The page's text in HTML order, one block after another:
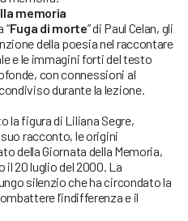
memoria
“Fuga di morte” di Paul Celan, gli
della poesia nel raccontare
e le immagini forti del testo
con connessioni al
durante la lezione.
la figura di Liliana Segre,
racconto, le origini
della Giornata della Memoria,
20 luglio del 2000. La
silenzio che ha circondato la
l’indifferenza e il